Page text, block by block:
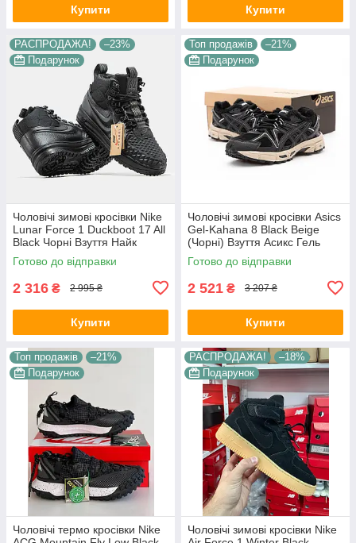
Купити Купити
РАСПРОДАЖА!
–23%
Подарунок
Чоловічі зимові кросівки Nike
Lunar Force 1 Duckboot 17 All
Black Чорні Взуття Найк
Лунар Форс високі з хутром
Готово до відправки
2 316 ₴ 2 995 ₴
Купити
Топ продажів
–21%
Подарунок
Чоловічі зимові кросівки Asics
Gel-Kahana 8 Black Beige
(Чорні) Взуття Асикс Гель
Кахана 8 текстиль шкіра
хутро
Готово до відправки
2 521 ₴ 3 207 ₴
Купити
Топ продажів
–21%
Подарунок
Чоловічі термо кросівки Nike
РАСПРОДАЖА!
–18%
Подарунок
Чоловічі зимові кросівки Nike